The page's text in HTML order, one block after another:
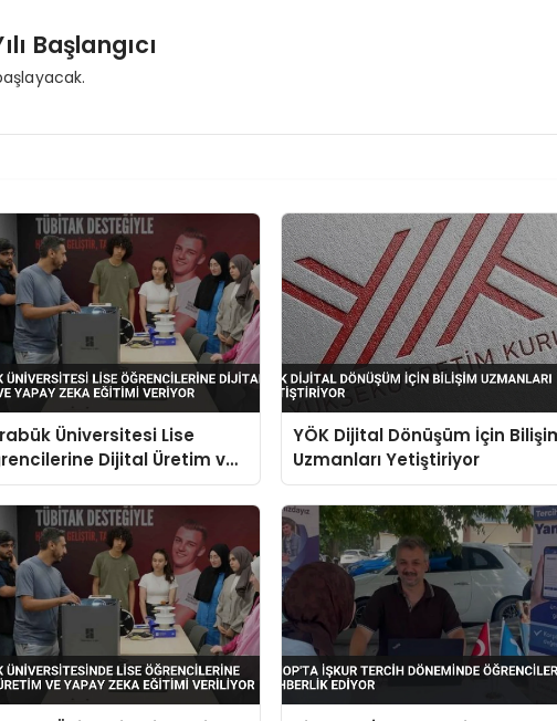
Başlangıcı
Üniversitesi Lise
Dijital Üretim ve
Zeka Eğitimi Veriyor
YÖK Dijital Dönüşüm İçin
Uzmanları Yetiştiriyor